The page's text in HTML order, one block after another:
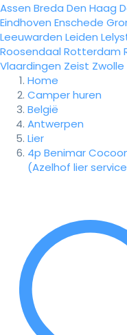
Assen Breda Den Haag
Eindhoven Enschede
Leeuwarden Leiden
Roosendaal Rotterdam
Vlaardingen Zeist Zwolle
Home
Camper huren
België
Antwerpen
Lier
4p Benimar
(Azelhof lier